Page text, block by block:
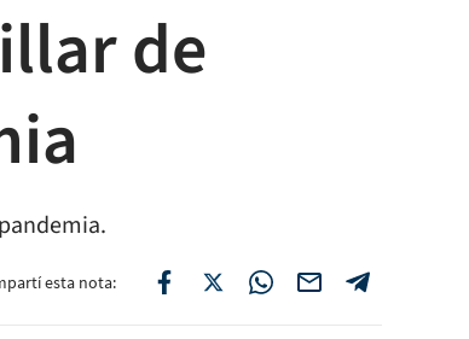
de
esta nota: